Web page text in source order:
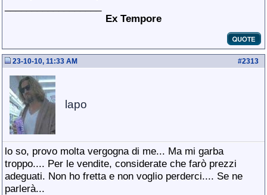
Ex Tempore
#2313
23-10-10, 11:33 AM
lapo
lo so, provo molta vergogna di me... Ma mi garba
troppo.... Per le vendite, considerate che farò prezzi
adeguati. Non ho fretta e non voglio perderci.... Se ne
parlerà...